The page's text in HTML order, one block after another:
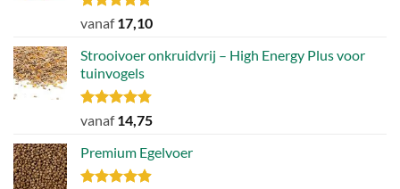
Gewaardeerd
uit 5
vanaf17,10
Strooivoer onkruidvrij – High Energy Plus voor
tuinvogels
Gewaardeerd
uit 5
vanaf14,75
Premium Egelvoer